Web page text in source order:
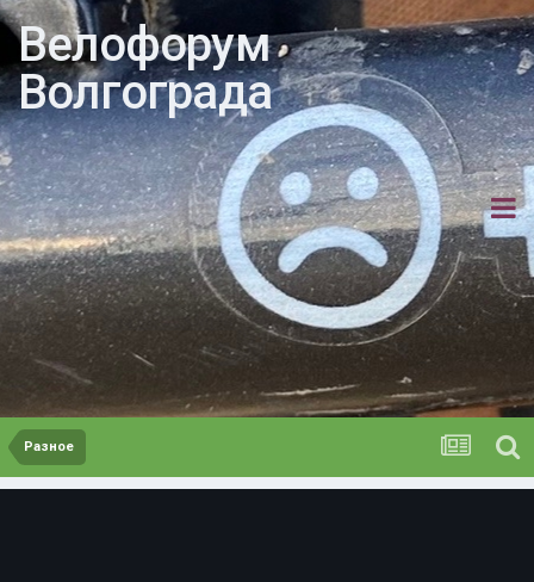
Велофорум
Волгограда
Разное